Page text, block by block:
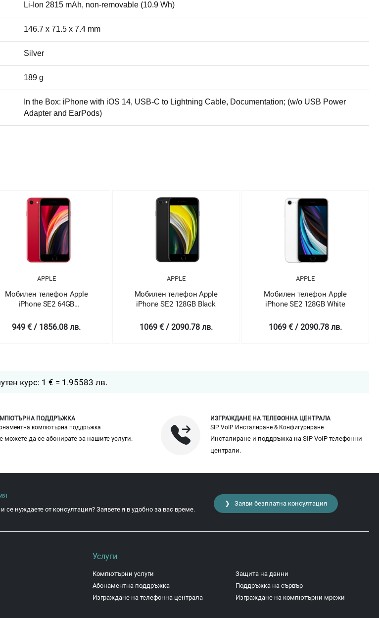
Li-Ion 2815 mAh, non-removable (10.9 Wh)
146.7 x 71.5 x 7.4 mm
Silver
189 g
In the Box: iPhone with iOS 14, USB-C to Lightning Cable, Documentation; (w/o USB Power
Adapter and EarPods)
APPLE
Мобилен телефон Apple
iPhone SE2 128GB Black
1069 € / 2090.78 лв.
APPLE
Мобилен телефон Apple
iPhone SE2 128GB White
1069 € / 2090.78 лв.
APPLE
Мобилен телефон Apple
iPhone SE2 128GB
1069 € / 2090.78 лв.
курс: 1 € = 1.95583 лв.
ПОДДРЪЖКА
компютърна поддръжка
можете да се абонирате за нашите услуги.
ИЗГРАЖДАНЕ НА ТЕЛЕФОННА ЦЕНТРАЛА
SIP VoIP Инсталиране & Конфигуриране
Инсталиране и поддръжка на SIP VoIP телефонни
централи.
се нуждаете от консултация? Заявете я в удобно за вас време.
❯ Заяви безплатна консултация
Услуги
Компютърни услуги
Абонаментна поддръжка
Изграждане на телефонна централа
Защита на данни
Поддръжка на сървър
Изграждане на компютърни мрежи